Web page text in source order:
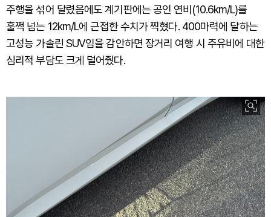
주행을 섞어 달렸음에도 계기판에는 공인 연비(10.6km/L)를
훌쩍 넘는 12km/L에 근접한 수치가 찍혔다. 400마력에 달하는
고성능 가솔린 SUV임을 감안하면 장거리 여행 시 주유비에 대한
심리적 부담도 크게 덜어줬다.